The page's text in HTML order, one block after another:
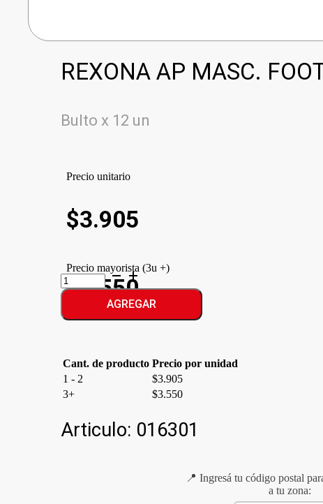
REXONA AP MASC.
Bulto x 12 un
Precio unitario
$3.905
Precio mayorista (3u +)
$3.550
REXONA
AP
MASC.
FOOTBA-
FA
AGREGAR
Cant. de producto Precio por unidad
1 - 2
$3.905
3+
$3.550
Articulo: 016301
📍 Ingresá tu código postal
a tu zona: